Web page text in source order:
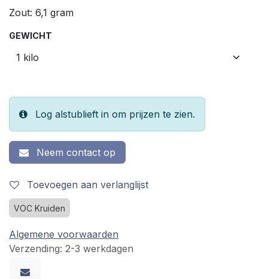
Zout: 6,1 gram
GEWICHT
Log alstublieft in om prijzen te zien.
Neem contact op
Toevoegen aan verlanglijst
VOC Kruiden
Algemene voorwaarden
Verzending: 2-3 werkdagen